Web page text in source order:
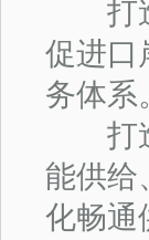
打造
促进口
务体系
打造
能供给
化畅通